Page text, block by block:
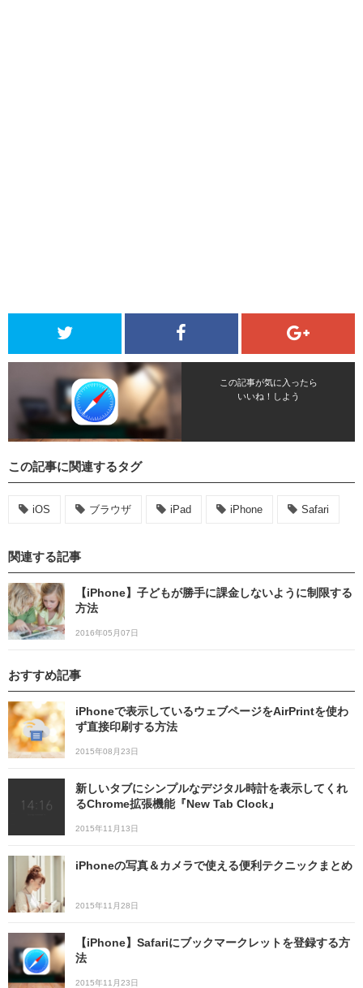
この記事が気に入ったら
いいね！しよう
この記事に関連するタグ
iOS ブラウザ iPad iPhone Safari
関連する記事
【iPhone】子どもが勝手に課金しないように制限する
方法
2016年05月07日
おすすめ記事
iPhoneで表示しているウェブページをAirPrintを使わ
ず直接印刷する方法
2015年08月23日
新しいタブにシンプルなデジタル時計を表示してくれ
るChrome拡張機能『New Tab Clock』
2015年11月13日
iPhoneの写真＆カメラで使える便利テクニックまとめ
2015年11月28日
【iPhone】Safariにブックマークレットを登録する方
法
2015年11月23日